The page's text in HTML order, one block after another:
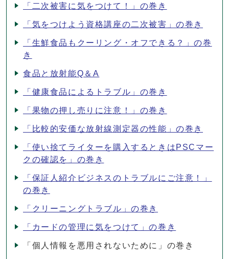
「二次被害に気をつけて！」の巻き
「気をつけよう資格講座の二次被害」の巻き
「生鮮食品もクーリング・オフできる？」の巻
き
食品と放射能Q＆A
「健康食品によるトラブル」の巻き
「果物の押し売りに注意！」の巻き
「比較的安価な放射線測定器の性能」の巻き
「使い捨てライターを購入するときはPSCマー
クの確認を」の巻き
「保証人紹介ビジネスのトラブルにご注意！」
の巻き
「クリーニングトラブル」の巻き
「カードの管理に気をつけて」の巻き
「個人情報を悪用されないために」の巻き